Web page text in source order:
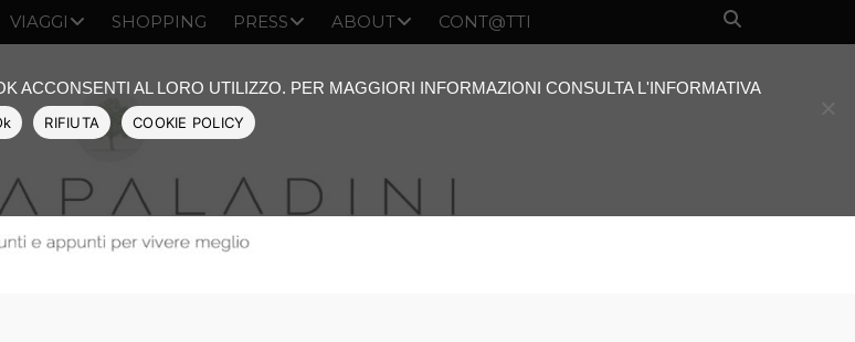
VIAGGI SHOPPING PRESS ABOUT CONT@TTI
ACCONSENTI AL LORO UTILIZZO. PER MAGGIORI INFORMAZIONI CONSULTA L'INFORMATIVA
RIFIUTA COOKIE POLICY